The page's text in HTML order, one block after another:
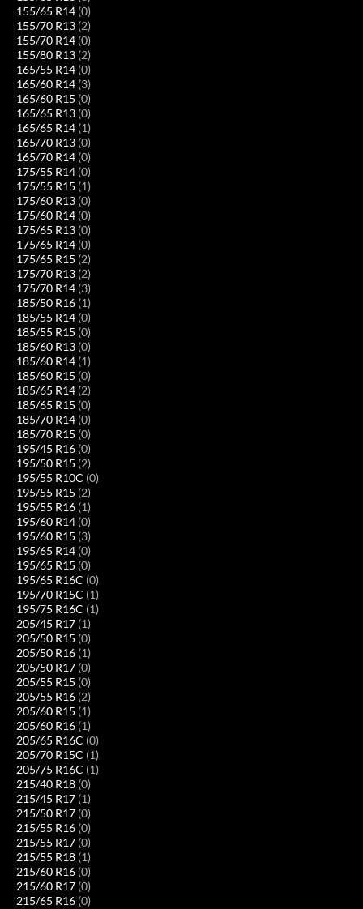
155/65 R14 (0)
155/70 R13 (2)
155/70 R14 (0)
155/80 R13 (2)
165/55 R14 (0)
165/60 R14 (3)
165/60 R15 (0)
165/65 R13 (0)
165/65 R14 (1)
165/70 R13 (0)
165/70 R14 (0)
175/55 R14 (0)
175/55 R15 (1)
175/60 R13 (0)
175/60 R14 (0)
175/65 R13 (0)
175/65 R14 (0)
175/65 R15 (2)
175/70 R13 (2)
175/70 R14 (3)
185/50 R16 (1)
185/55 R14 (0)
185/55 R15 (0)
185/60 R13 (0)
185/60 R14 (1)
185/60 R15 (0)
185/65 R14 (2)
185/65 R15 (0)
185/70 R14 (0)
185/70 R15 (0)
195/45 R16 (0)
195/50 R15 (2)
195/55 R10C (0)
195/55 R15 (2)
195/55 R16 (1)
195/60 R14 (0)
195/60 R15 (3)
195/65 R14 (0)
195/65 R15 (0)
195/65 R16C (0)
195/70 R15C (1)
195/75 R16C (1)
205/45 R17 (1)
205/50 R15 (0)
205/50 R16 (1)
205/50 R17 (0)
205/55 R15 (0)
205/55 R16 (2)
205/60 R15 (1)
205/60 R16 (1)
205/65 R16C (0)
205/70 R15C (1)
205/75 R16C (1)
215/40 R18 (0)
215/45 R17 (1)
215/50 R17 (0)
215/55 R16 (0)
215/55 R17 (0)
215/55 R18 (1)
215/60 R16 (0)
215/60 R17 (0)
215/65 R16 (0)